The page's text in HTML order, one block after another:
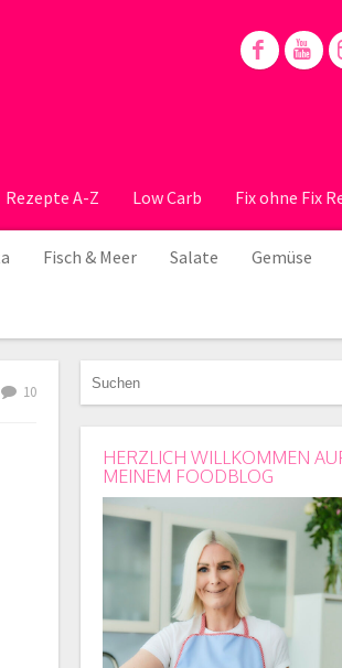
Rezepte A-Z Low Carb Fix ohne Fix
Fisch & Meer Salate Gemüse
10
HERZLICH WILLKOMMEN
MEINEM FOODBLOG